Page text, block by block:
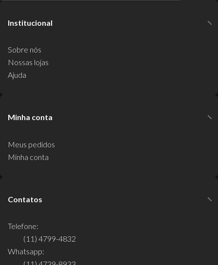
Institucional
Sobre nós
Nossas lojas
Ajuda
Minha conta
Meus pedidos
Minha conta
Contatos
Telefone:
(11) 4799-4832
Whatsapp: